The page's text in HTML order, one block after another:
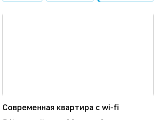
Современная квартира с wi-fi